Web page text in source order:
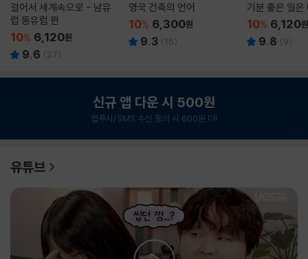
걸어서 세계속으로 - 남유
럽 동유럽 편
10% 6,120원
9.6 ( 27)
영국 건축의 언어
10% 6,300원
9.3 (16)
기분 좋은 일은
10% 6,120원
9.8 (9)
신규 앱 다운 시 500원
앱푸시/SMS 수신 동의 시 600원 더!
유튜브